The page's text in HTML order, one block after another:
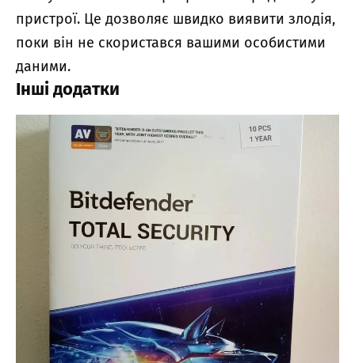
пристрої. Це дозволяє швидко виявити злодія,
поки він не скористався вашими особистими
даними.
Інші додатки